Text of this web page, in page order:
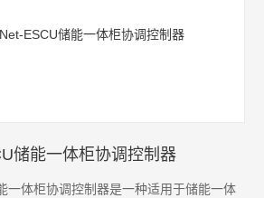
储能一体柜协调控制器
一体柜协调控制器是一种适用于储能一体